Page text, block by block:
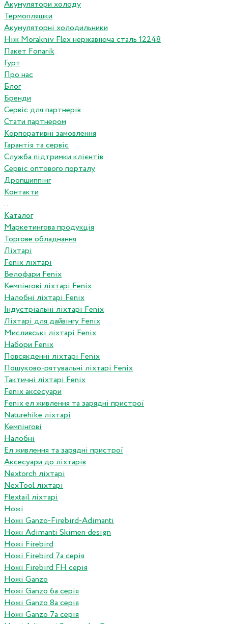
Акумулятори холоду
Термопляшки
Акумуляторні холодильники
Ніж Morakniv Flex нержавіюча сталь 12248
Пакет Fonarik
Гурт
Про нас
Блог
Бренди
Сервіс для партнерів
Стати партнером
Корпоративні замовлення
Гарантія та сервіс
Служба підтримки клієнтів
Сервіс оптового порталу
Дропшиппінг
Контакти
...
Каталог
Маркетингова продукція
Торгове обладнання
Ліхтарі
Fenix ліхтарі
Велофари Fenix
Кемпінгові ліхтарі Fenix
Налобні ліхтарі Fenix
Індустріальні ліхтарі Fenix
Ліхтарі для дайвінгу Fenix
Мисливські ліхтарі Fenix
Набори Fenix
Повсякденні ліхтарі Fenix
Пошуково-рятувальні ліхтарі Fenix
Тактичні ліхтарі Fenix
Fenix аксесуари
Fenix ел живлення та зарядні пристрої
Naturehike ліхтарі
Кемпінгові
Налобні
Ел живлення та зарядні пристрої
Аксесуари до ліхтарів
Nextorch ліхтарі
NexTool ліхтарі
Flextail ліхтарі
Ножі
Ножі Ganzo-Firebird-Adimanti
Ножі Adimanti Skimen design
Ножі Firebird
Ножі Firebird 7а серія
Ножі Firebird FH серія
Ножі Ganzo
Ножі Ganzo 6а серія
Ножі Ganzo 8а серія
Ножі Ganzo 7а серія